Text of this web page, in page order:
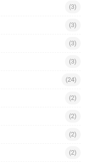
(3)
(3)
(3)
(3)
(24)
(2)
(2)
(2)
(2)